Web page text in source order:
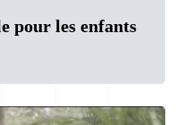
pour les enfants